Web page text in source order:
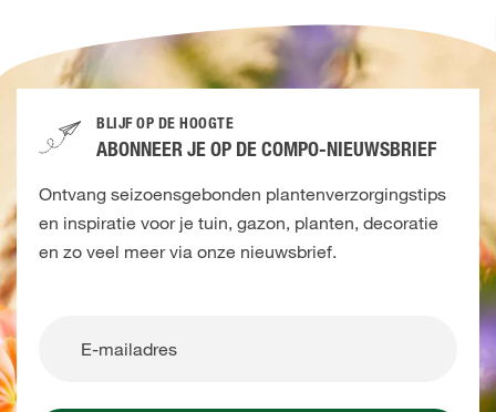
BLIJF OP DE HOOGTE
ABONNEER JE OP DE COMPO-NIEUWSBRIEF
Ontvang seizoensgebonden plantenverzorgingstips
en inspiratie voor je tuin, gazon, planten, decoratie
en zo veel meer via onze nieuwsbrief.